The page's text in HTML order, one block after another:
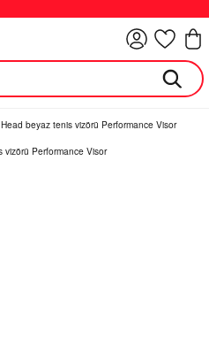
Head beyaz tenis vizörü Performance Visor